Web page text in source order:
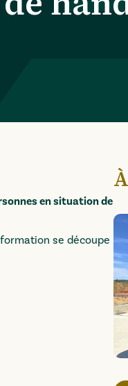
en situation de
se découpe